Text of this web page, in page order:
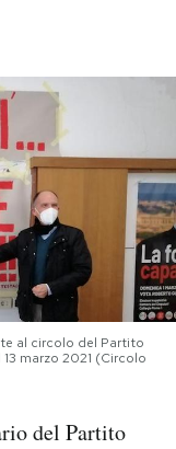
calcio 2026
al circolo del Partito
marzo 2021 (Circolo
del Partito